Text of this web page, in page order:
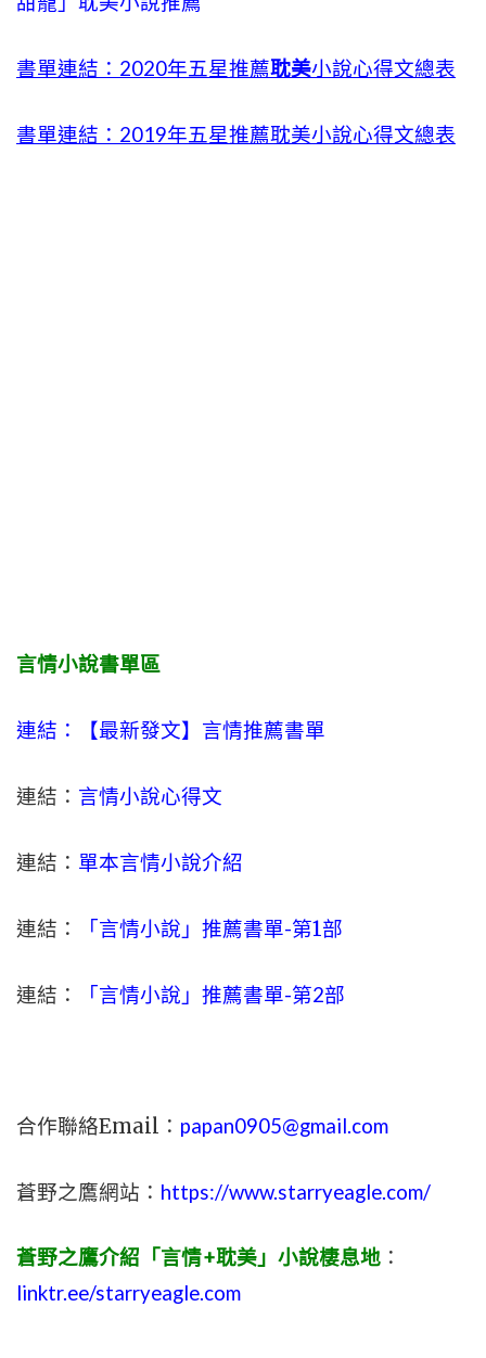
書單連結：2020年五星推薦耽美小說心得文總表
書單連結：2019年五星推薦耽美小說心得文總表
言情小說書單區
連結：【最新發文】 言情推薦書單
連結： 言情小說心得文
連結： 單本言情小說介紹
連結： 「言情小說」推薦書單-第1部
連結： 「言情小說」推薦書單-第2部
合作聯絡Email： papan0905@gmail.com
蒼野之鷹網站： https://www.starryeagle.com/
蒼野之鷹介紹「言情+耽美」小說棲息地 ：
linktr.ee/starryeagle.com